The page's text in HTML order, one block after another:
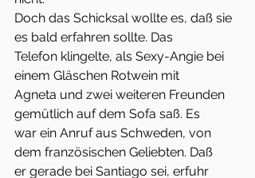
Doch das Schicksal wollte es, daß sie
es bald erfahren sollte. Das
Telefon klingelte, als Sexy-Angie bei
einem Gläschen Rotwein mit
Agneta und zwei weiteren Freunden
gemütlich auf dem Sofa saß. Es
war ein Anruf aus Schweden, von
dem französischen Geliebten. Daß
er gerade bei Santiago sei, erfuhr